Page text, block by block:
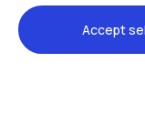
Accept